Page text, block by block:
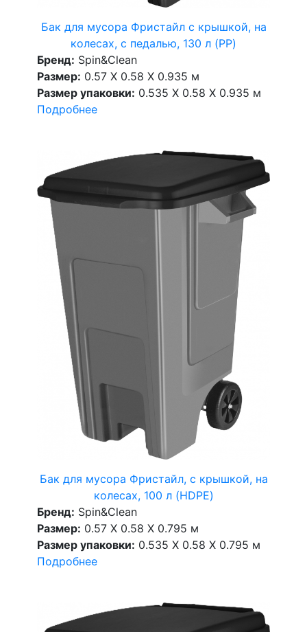
Бак для мусора Фристайл с крышкой, на
колесах, с педалью, 130 л (PP)
Бренд: Spin&Clean
Размер: 0.57 X 0.58 X 0.935 м
Размер упаковки: 0.535 X 0.58 X 0.935 м
Подробнее
Бак для мусора Фристайл, с крышкой, на
колесах, 100 л (HDPE)
Бренд: Spin&Clean
Размер: 0.57 X 0.58 X 0.795 м
Размер упаковки: 0.535 X 0.58 X 0.795 м
Подробнее